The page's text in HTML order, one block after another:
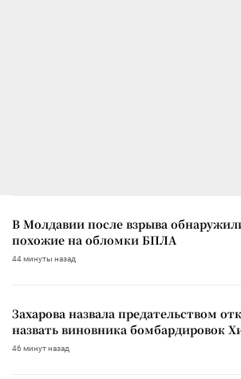
В Молдавии после взрыва
похожие на обломки БПЛА
44 минуты назад
Захарова назвала предательством
назвать виновника бомбардировок
46 минут назад